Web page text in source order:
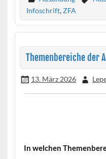
Infoschrift,ZFA
Themenbereiche der
13. März 2026
In welchen